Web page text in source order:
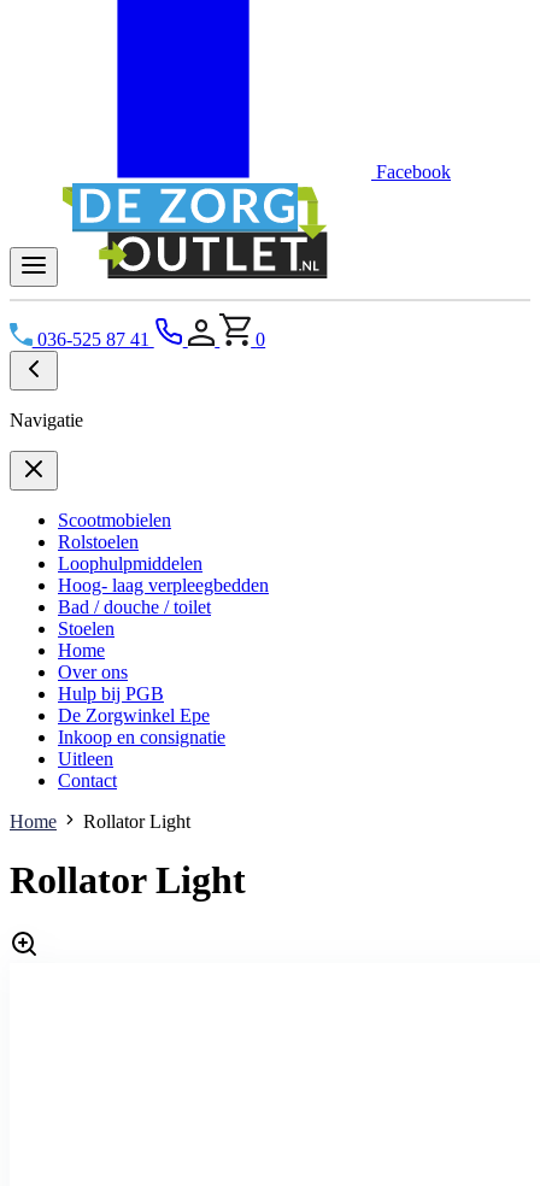
Facebook
036-525 87 41 0
Navigatie
Scootmobielen
Rolstoelen
Loophulpmiddelen
Hoog- laag verpleegbedden
Bad / douche / toilet
Stoelen
Home
Over ons
Hulp bij PGB
De Zorgwinkel Epe
Inkoop en consignatie
Uitleen
Contact
Home
Rollator Light
Rollator Light